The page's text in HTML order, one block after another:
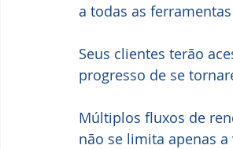
a todas as
Seus clientes terão
progresso de se
Múltiplos fluxos de
não se limita apenas